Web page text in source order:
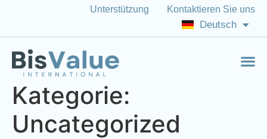
Unterstützung Kontaktieren Sie uns
Deutsch
Italiano
English (US)
Kategorie:
Uncategorized